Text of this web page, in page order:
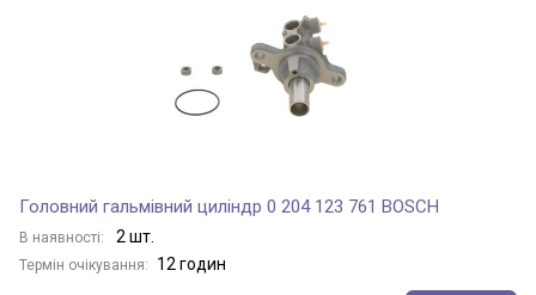
Головний гальмівний циліндр 0 204 123 761 BOSCH
В наявності: 2 шт.
Термін очікування: 12 годин